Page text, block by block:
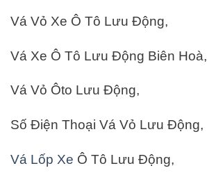
Vá Vỏ Xe Ô Tô Lưu Động,
Vá Xe Ô Tô Lưu Động Biên Hoà,
Vá Vỏ Ôto Lưu Động,
Số Điện Thoại Vá Vỏ Lưu Động,
Vá Lốp Xe Ô Tô Lưu Động,